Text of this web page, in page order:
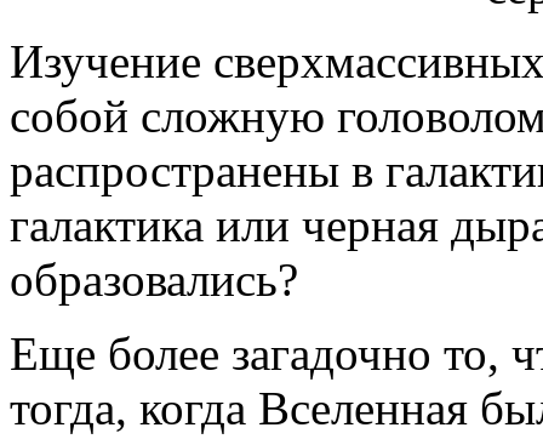
Изучение
собой сложную
распространены в
галактика или черная
образовались?
Еще более загадочно то,
тогда, когда Вселенная